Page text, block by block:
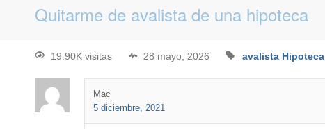
Quitarme de avalista de una hipoteca
19.90K visitas 28 mayo, 2026 avalista Hipoteca
Mac
5 diciembre, 2021